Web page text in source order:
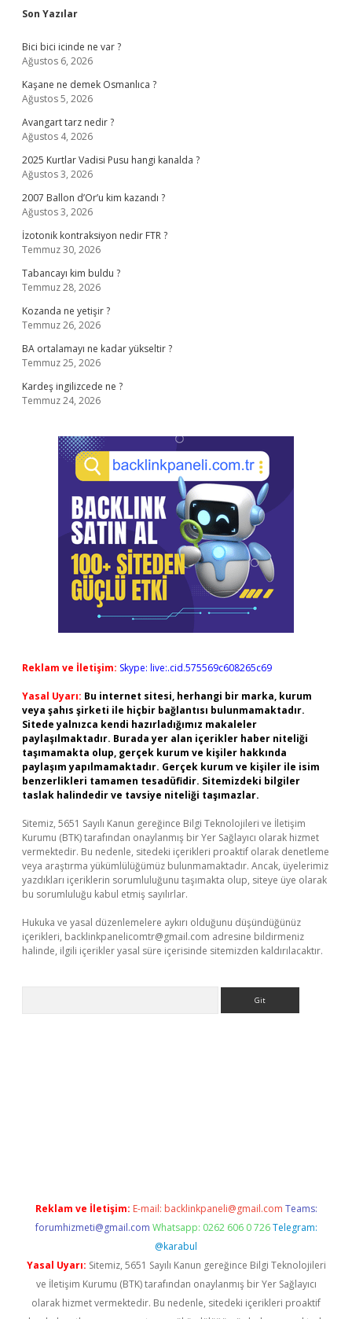
Sidebar
Son Yazılar
Bici bici icinde ne var ?
Ağustos 6, 2026
Kaşane ne demek Osmanlıca ?
Ağustos 5, 2026
Avangart tarz nedir ?
Ağustos 4, 2026
2025 Kurtlar Vadisi Pusu hangi kanalda ?
Ağustos 3, 2026
2007 Ballon d’Or’u kim kazandı ?
Ağustos 3, 2026
İzotonik kontraksiyon nedir FTR ?
Temmuz 30, 2026
Tabancayı kim buldu ?
Temmuz 28, 2026
Kozanda ne yetişir ?
Temmuz 26, 2026
BA ortalamayı ne kadar yükseltir ?
Temmuz 25, 2026
Kardeş ingilizcede ne ?
Temmuz 24, 2026
Reklam ve İletişim: Skype: live:.cid.575569c608265c69
Yasal Uyarı: Bu internet sitesi, herhangi bir marka, kurum
veya şahıs şirketi ile hiçbir bağlantısı bulunmamaktadır.
Sitede yalnızca kendi hazırladığımız makaleler
paylaşılmaktadır. Burada yer alan içerikler haber niteliği
taşımamakta olup, gerçek kurum ve kişiler hakkında
paylaşım yapılmamaktadır. Gerçek kurum ve kişiler ile isim
benzerlikleri tamamen tesadüfidir. Sitemizdeki bilgiler
taslak halindedir ve tavsiye niteliği taşımazlar.
Sitemiz, 5651 Sayılı Kanun gereğince Bilgi Teknolojileri ve İletişim
Kurumu (BTK) tarafından onaylanmış bir Yer Sağlayıcı olarak hizmet
vermektedir. Bu nedenle, sitedeki içerikleri proaktif olarak denetleme
veya araştırma yükümlülüğümüz bulunmamaktadır. Ancak, üyelerimiz
yazdıkları içeriklerin sorumluluğunu taşımakta olup, siteye üye olarak
bu sorumluluğu kabul etmiş sayılırlar.
Hukuka ve yasal düzenlemelere aykırı olduğunu düşündüğünüz
içerikleri, backlinkpanelicomtr@gmail.com adresine bildirmeniz
halinde, ilgili içerikler yasal süre içerisinde sitemizden kaldırılacaktır.
Reklam ve İletişim: E-mail: backlinkpaneli@gmail.com Teams:
forumhizmeti@gmail.com Whatsapp: 0262 606 0 726 Telegram:
@karabul
Yasal Uyarı: Sitemiz, 5651 Sayılı Kanun gereğince Bilgi Teknolojileri
ve İletişim Kurumu (BTK) tarafından onaylanmış bir Yer Sağlayıcı
olarak hizmet vermektedir. Bu nedenle, sitedeki içerikleri proaktif